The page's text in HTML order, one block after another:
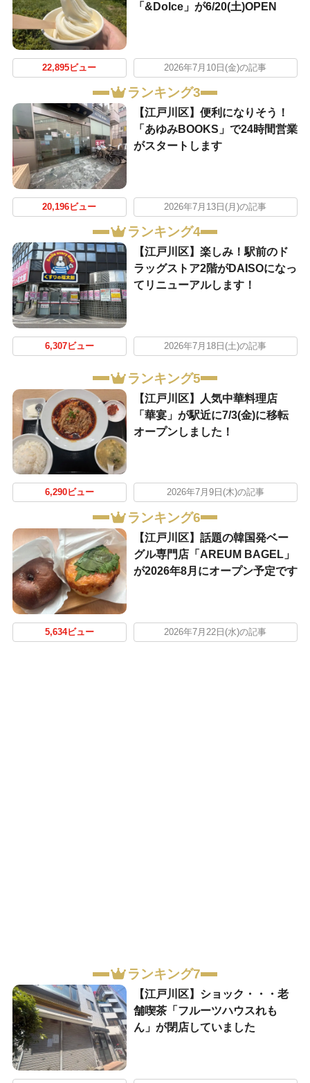
「&Dolce」が6/20(土)OPEN
22,895ビュー 2026年7月10日(金)の記事
ランキング3
【江戸川区】便利になりそう！
「あゆみBOOKS」で24時間営業
がスタートします
20,196ビュー 2026年7月13日(月)の記事
ランキング4
【江戸川区】楽しみ！駅前のド
ラッグストア2階がDAISOになっ
てリニューアルします！
6,307ビュー 2026年7月18日(土)の記事
ランキング5
【江戸川区】人気中華料理店
「華宴」が駅近に7/3(金)に移転
オープンしました！
6,290ビュー 2026年7月9日(木)の記事
ランキング6
【江戸川区】話題の韓国発ベー
グル専門店「AREUM BAGEL」
が2026年8月にオープン予定です
5,634ビュー 2026年7月22日(水)の記事
ランキング7
【江戸川区】ショック・・・老
舗喫茶「フルーツハウスれも
ん」が閉店していました